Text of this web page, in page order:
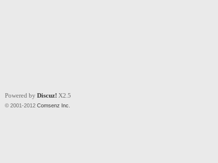
Powered by Discuz! X2.5
© 2001-2012 Comsenz Inc.